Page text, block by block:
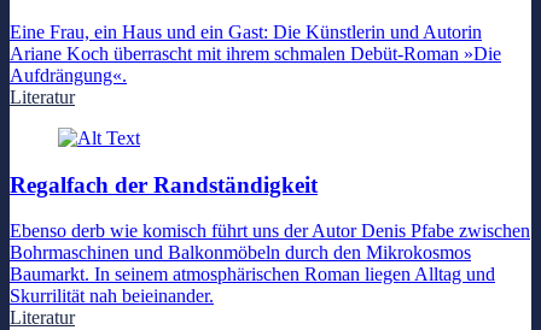
Eine Frau, ein Haus und ein Gast: Die Künstlerin und Autorin
Ariane Koch überrascht mit ihrem schmalen Debüt-Roman »Die
Aufdrängung«.
Literatur
Regalfach der Randständigkeit
Ebenso derb wie komisch führt uns der Autor Denis Pfabe zwischen
Bohrmaschinen und Balkonmöbeln durch den Mikrokosmos
Baumarkt. In seinem atmosphärischen Roman liegen Alltag und
Skurrilität nah beieinander.
Literatur